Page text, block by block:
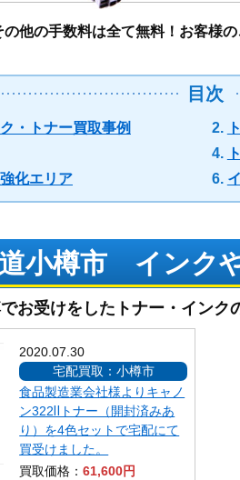
他の手数料は全て無料！お客様の
目次
・トナー買取事例
化エリア
小樽市 インク
お受けをしたトナー・インク
2020.07.30
宅配買取：小樽市
食品製造業会社様よりキャノ
ン322Ⅱトナー（開封済みあ
り）を4色セットで宅配にて
買受けました。
買取価格：61,600円